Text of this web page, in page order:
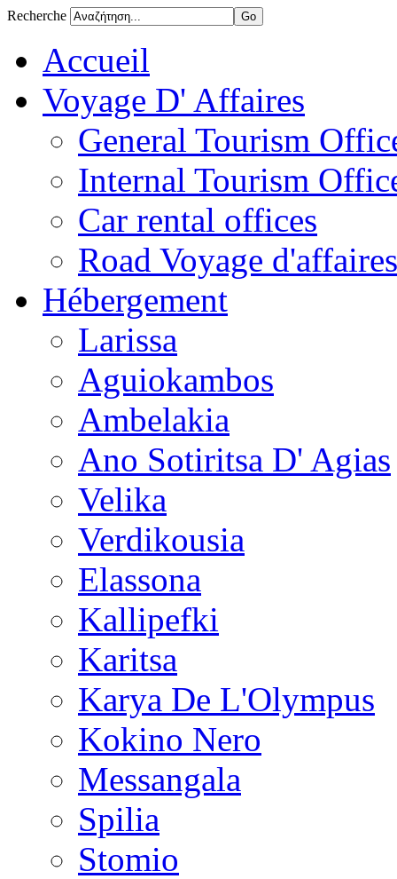
Recherche
Accueil
Voyage D' Affaires
General Tourism
Internal Tourism
Car rental offices
Road Voyage
Hébergement
Larissa
Aguiokambos
Ambelakia
Ano Sotiritsa D' Agias
Velika
Verdikousia
Elassona
Kallipefki
Karitsa
Karya De L'Olympus
Kokino Nero
Messangala
Spilia
Stomio